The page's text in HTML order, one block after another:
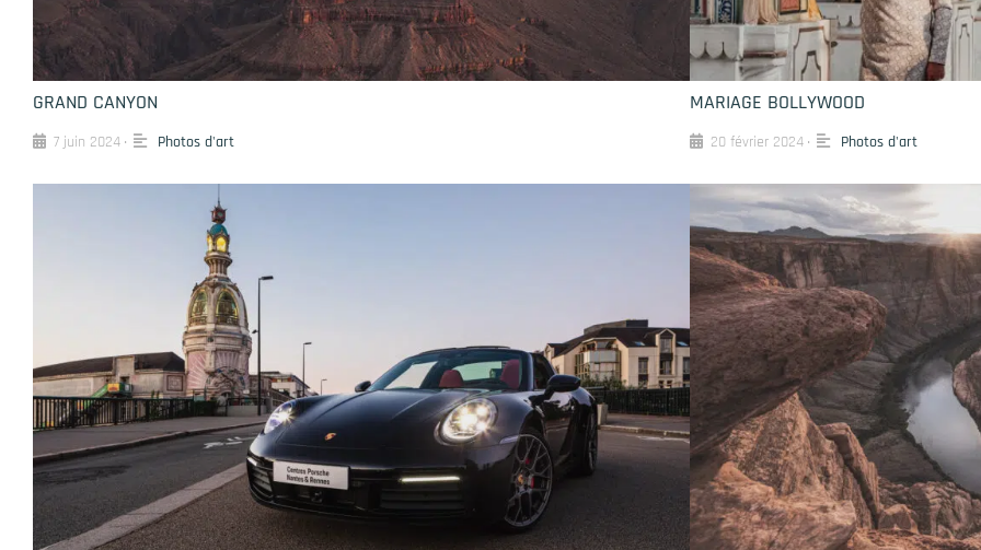
GRAND CANYON
7 juin 2024 • Photos d'art
MARIAGE BOLLYWOOD
20 février 2024 • Photos d'art